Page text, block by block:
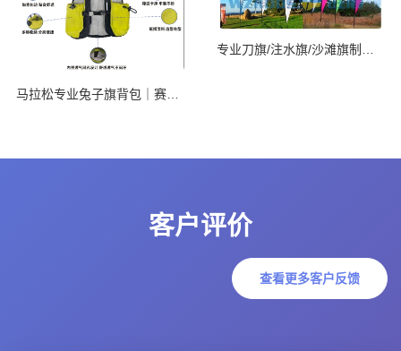
客户评价
查看更多客户反馈